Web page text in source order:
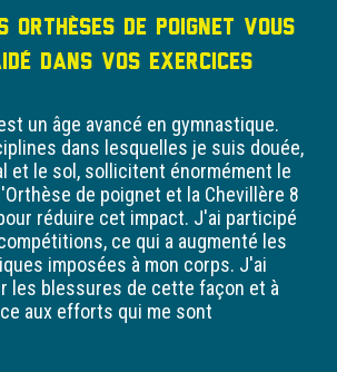
orthèses de poignet vous
dans vos exercices
un âge avancé en gymnastique.
dans lesquelles je suis douée,
et le sol, sollicitent énormément le
de poignet et la Chevillère 8
réduire cet impact. J'ai participé
ce qui a augmenté les
imposées à mon corps. J'ai
les blessures de cette façon et à
aux efforts qui me sont